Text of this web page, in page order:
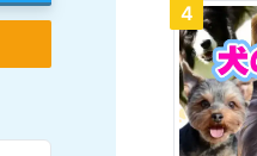
4